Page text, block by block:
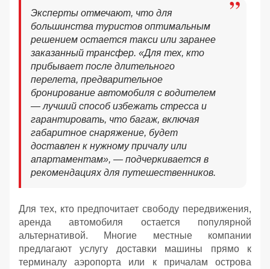
Эксперты отмечают, что для
большинства туристов оптимальным
решением остается такси или заранее
заказанный трансфер. «Для тех, кто
прибывает после длительного
перелета, предварительное
бронирование автомобиля с водителем
— лучший способ избежать стресса и
гарантировать, что багаж, включая
габаритное снаряжение, будет
доставлен к нужному причалу или
апартаментам», — подчеркивается в
рекомендациях для путешественников.
Для тех, кто предпочитает свободу передвижения,
аренда автомобиля остается популярной
альтернативой. Многие местные компании
предлагают услугу доставки машины прямо к
терминалу аэропорта или к причалам острова